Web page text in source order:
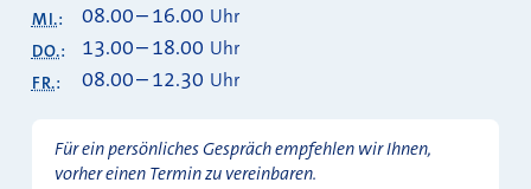
MI.: 08.00–16.00 Uhr
DO.: 13.00–18.00 Uhr
FR.: 08.00–12.30 Uhr
Für ein persönliches Gespräch empfehlen wir Ihnen,
vorher einen Termin zu vereinbaren.